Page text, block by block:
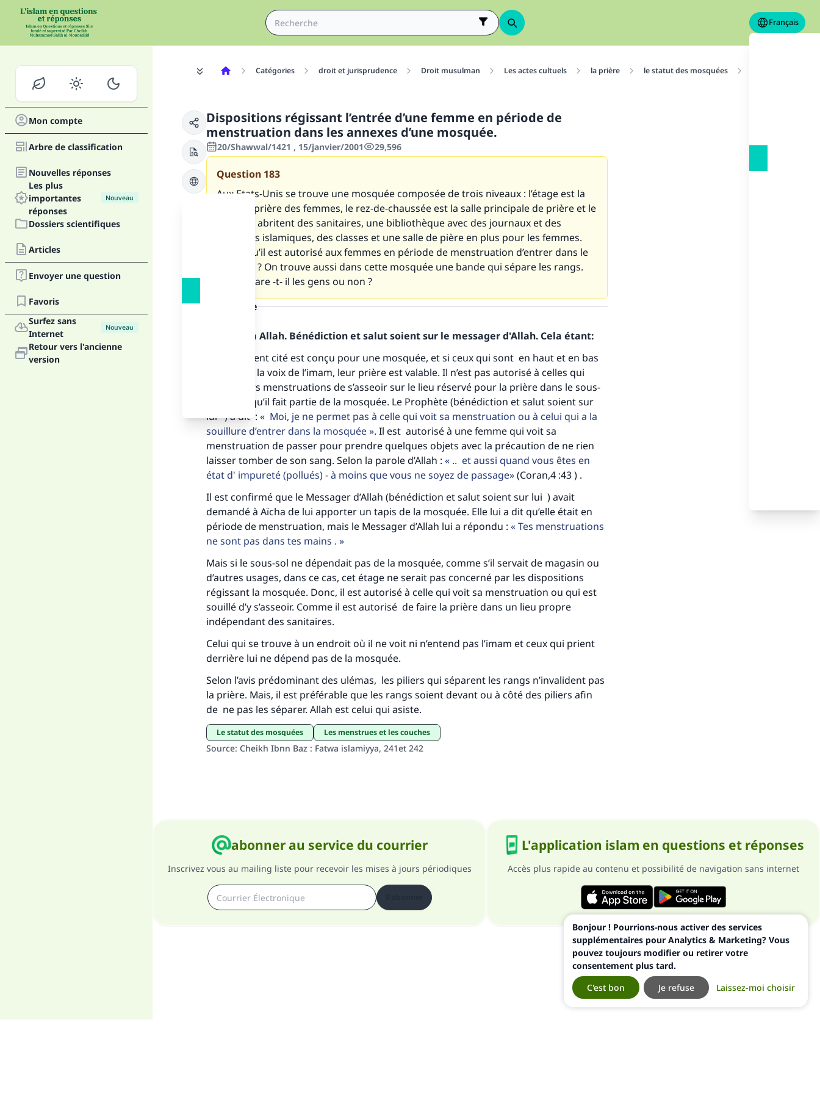
Français
Mon compte
Arbre de classification
Nouvelles réponses
Les plus
importantes
réponses
Nouveau
Dossiers scientifiques
Articles
Envoyer une question
Favoris
Surfez sans
Internet
Nouveau
Retour vers l'ancienne
version
Catégories droit et jurisprudence Droit musulman Les actes cultuels la prière le statut des mosquées
Dispositions régissant l’entrée d’une femme en période de
menstruation dans les annexes d’une mosquée.
20/Shawwal/1421 , 15/janvier/2001 29,596
Question 183
Aux Etats-Unis se trouve une mosquée composée de trois niveaux : l’étage est la
salle de prière des femmes, le rez-de-chaussée est la salle principale de prière et le
sous-sol abritent des sanitaires, une bibliothèque avec des journaux et des
ouvrages islamiques, des classes et une salle de pière en plus pour les femmes.
Est-ce qu’il est autorisé aux femmes en période de menstruation d’entrer dans le
sous-sol ? On trouve aussi dans cette mosquée une bande qui sépare les rangs.
Cela sépare -t- il les gens ou non ?
la réponse
Louange à Allah. Bénédiction et salut soient sur le messager d'Allah. Cela étant:
Si le bâtiment cité est conçu pour une mosquée, et si ceux qui sont en haut et en bas
entendent la voix de l’imam, leur prière est valable. Il n’est pas autorisé à celles qui
voient leurs menstruations de s’asseoir sur le lieu réservé pour la prière dans le sous-
sol parce qu’il fait partie de la mosquée. Le Prophète (bénédiction et salut soient sur
lui ) a dit :
Moi, je ne permet pas à celle qui voit sa menstruation ou à celui qui a la
souillure d’entrer dans la mosquée . Il est autorisé à une femme qui voit sa
menstruation de passer pour prendre quelques objets avec la précaution de ne rien
laisser tomber de son sang. Selon la parole d’Allah :
.. et aussi quand vous êtes en
état d' impureté (pollués) - à moins que vous ne soyez de passage (Coran,4 :43 ) .
Il est confirmé que le Messager d’Allah (bénédiction et salut soient sur lui ) avait
demandé à Aïcha de lui apporter un tapis de la mosquée. Elle lui a dit qu’elle était en
période de menstruation, mais le Messager d’Allah lui a répondu :
Tes menstruations
ne sont pas dans tes mains .
Mais si le sous-sol ne dépendait pas de la mosquée, comme s’il servait de magasin ou
d’autres usages, dans ce cas, cet étage ne serait pas concerné par les dispositions
régissant la mosquée. Donc, il est autorisé à celle qui voit sa menstruation ou qui est
souillé d’y s’asseoir. Comme il est autorisé de faire la prière dans un lieu propre
indépendant des sanitaires.
Celui qui se trouve à un endroit où il ne voit ni n’entend pas l’imam et ceux qui prient
derrière lui ne dépend pas de la mosquée.
Selon l’avis prédominant des ulémas, les piliers qui séparent les rangs n’invalident pas
la prière. Mais, il est préférable que les rangs soient devant ou à côté des piliers afin
de ne pas les séparer. Allah est celui qui asiste.
le statut des mosquées Les menstrues et les couches
Source: Cheikh Ibnn Baz : Fatwa islamiyya, 241et 242
abonner au service du courrier
Inscrivez vous au mailing liste pour recevoir les mises à jours périodiques
L'application islam en questions et réponses
Accès plus rapide au contenu et possibilité de navigation sans internet
Faites une différence dans la vie de millions de
personnes grâce à votre contribution
Aidez nous à apporter des réponses.
Le Messager d'Allah (Paix sur lui) a dit:
"Celui qui indique une bonne action obtient la même récompense
que celui qui le fait."
Soutenez IslamQA
Bonjour ! Pourrions-nous activer des services
supplémentaires pour Analytics & Marketing? Vous
pouvez toujours modifier ou retirer votre
consentement plus tard.
Laissez-moi choisir
Je refuse
C'est bon